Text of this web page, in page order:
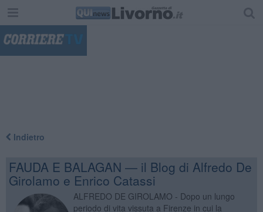
Indietro
FAUDA E BALAGAN — il Blog di Alfredo De
Girolamo e Enrico Catassi
ALFREDO DE GIROLAMO - Dopo un lungo
periodo di vita vissuta a Firenze in cui la